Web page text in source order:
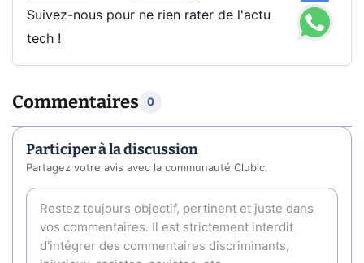
Suivez-nous pour ne rien rater de l'actu
tech !
Commentaires 0
Participer à la discussion
Partagez votre avis avec la communauté Clubic.